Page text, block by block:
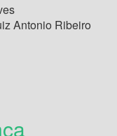
Antonio Ribeiro